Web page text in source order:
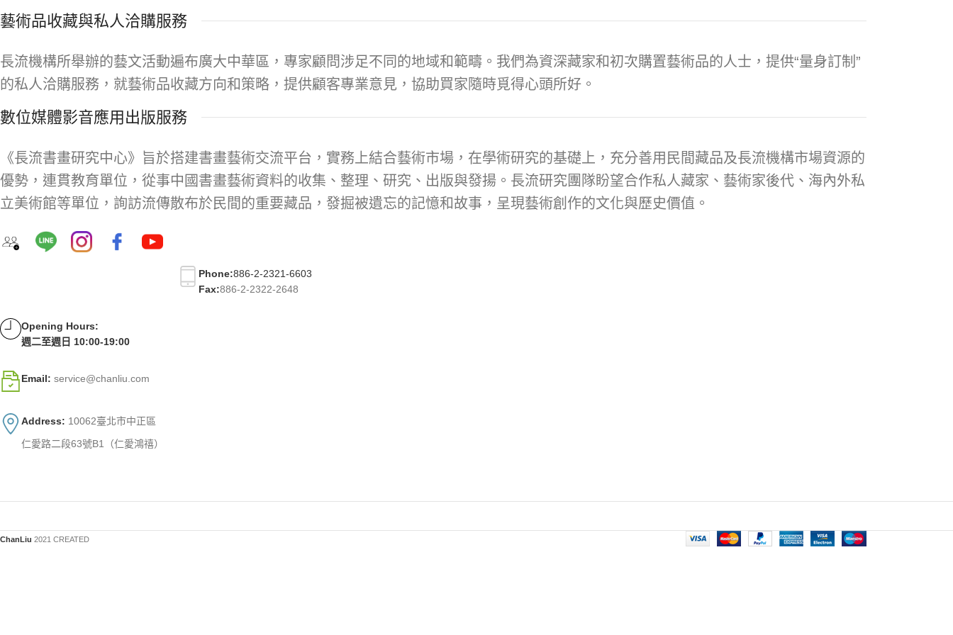
藝術品收藏與私人洽購服務
長流機構所舉辦的藝文活動遍布廣大中華區，專家顧問涉足不同的地域和範疇。我們為資深藏家和初次購置藝術品的人士，提供“量身訂制”
的私人洽購服務，就藝術品收藏方向和策略，提供顧客專業意見，協助買家隨時覓得心頭所好。
數位媒體影音應用出版服務
《長流書畫研究中心》旨於搭建書畫藝術交流平台，實務上結合藝術市場，在學術研究的基礎上，充分善用民間藏品及長流機構市場資源的
優勢，連貫教育單位，從事中國書畫藝術資料的收集、整理、研究、出版與發揚。長流研究團隊盼望合作私人藏家、藝術家後代、海內外私
立美術館等單位，詢訪流傳散布於民間的重要藏品，發掘被遺忘的記憶和故事，呈現藝術創作的文化與歷史價值。
Phone:886-2-2321-6603
Fax:886-2-2322-2648
Opening Hours:
週二至週日 10:00-19:00
Email: service@chanliu.com
Address: 10062臺北市中正區
仁愛路二段63號B1（仁愛鴻禧）
ChanLiu 2021 CREATED